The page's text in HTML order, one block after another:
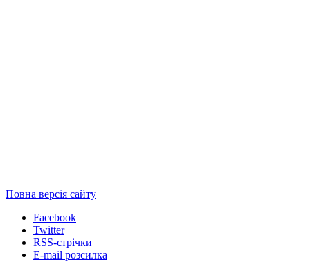
Повна версія сайту
Facebook
Twitter
RSS-стрічки
E-mail розсилка